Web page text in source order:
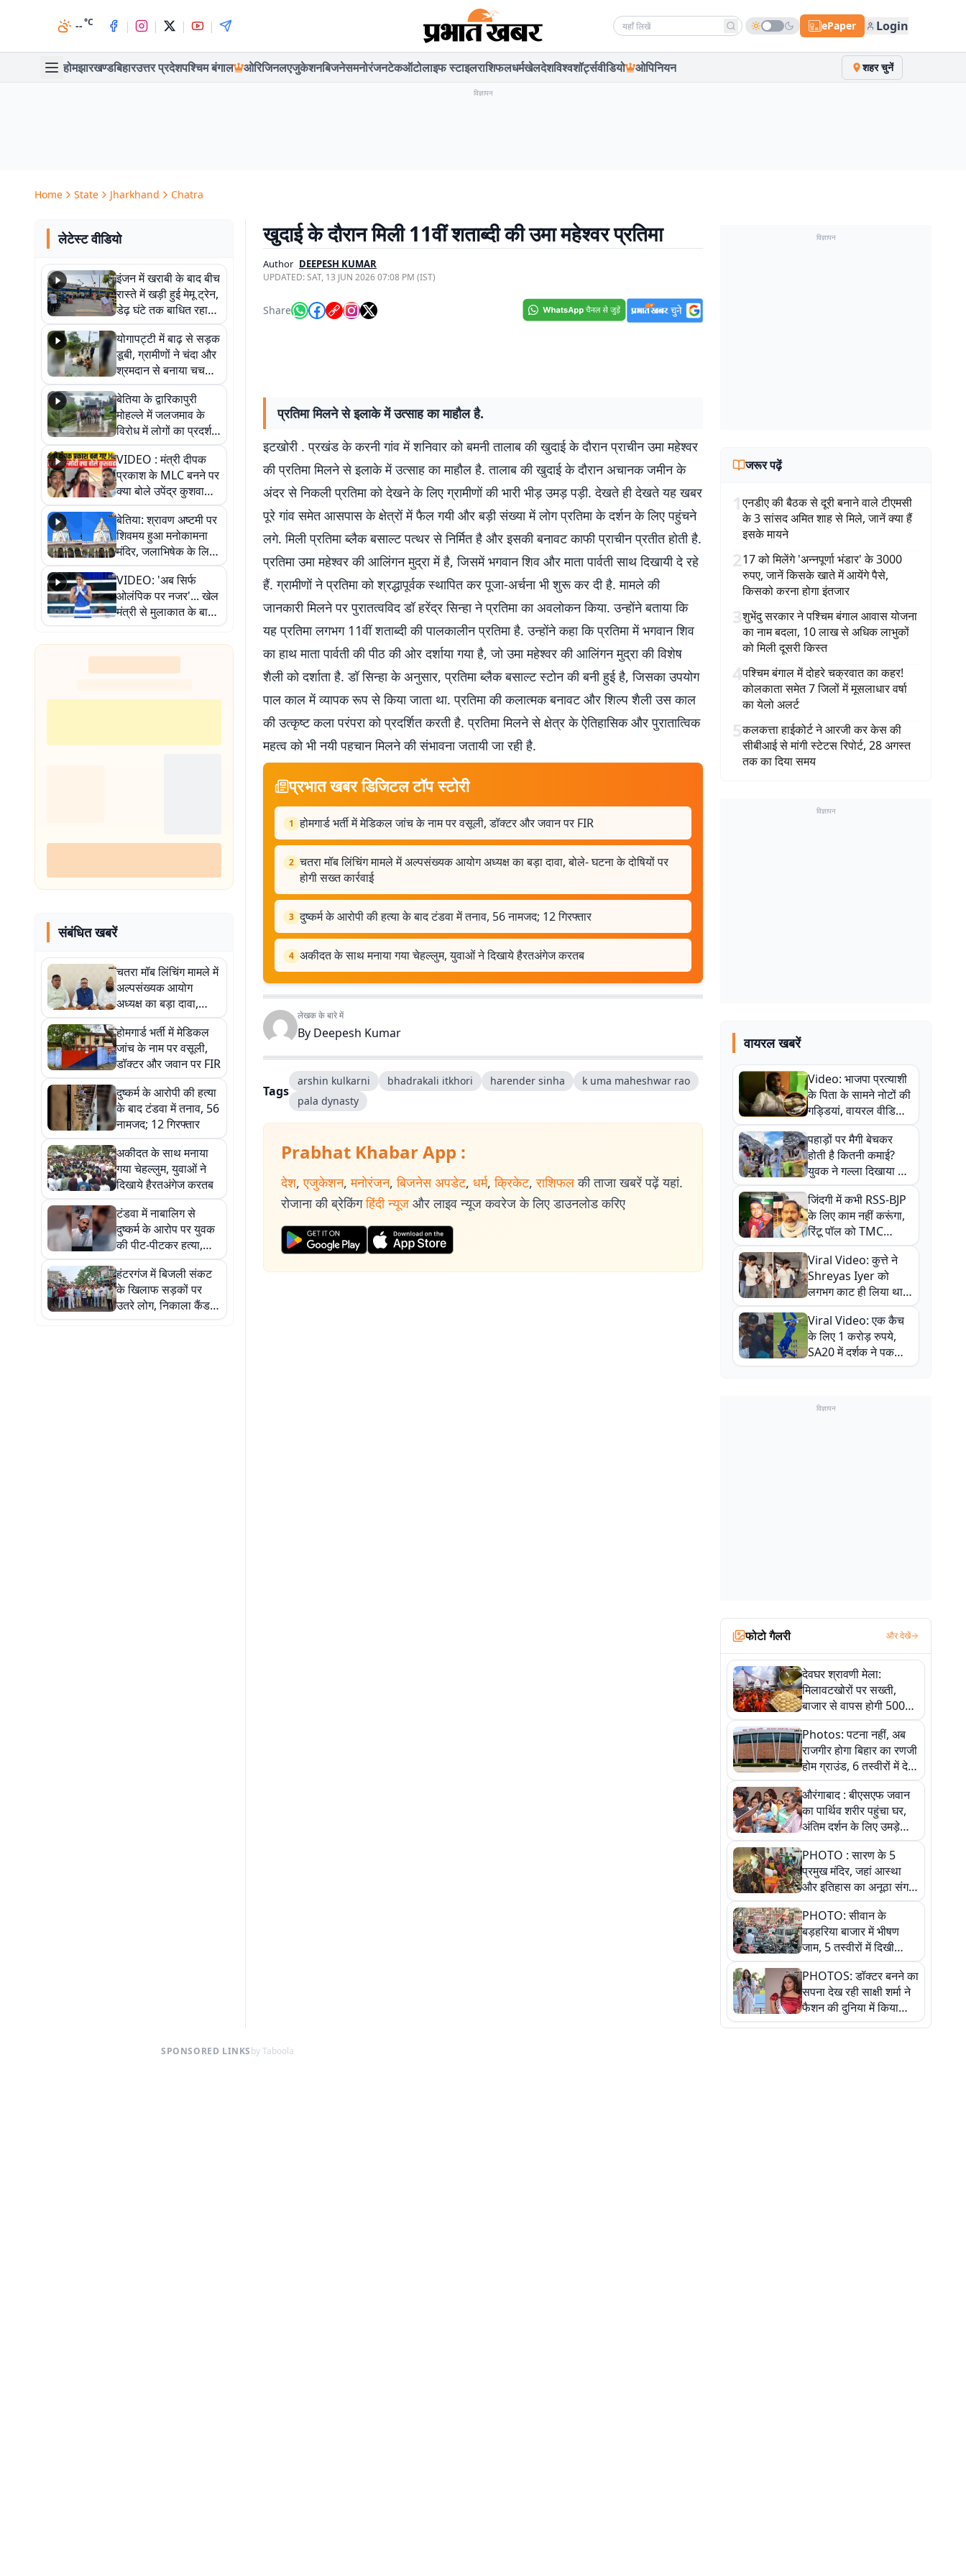
--°C | | | | Search news ePaper Login
होमझारखण्डबिहारउत्तर प्रदेशपश्चिम बंगाल ओरिजिनलएजुकेशनबिजनेसमनोरंजनटेकऑटोलाइफ स्टाइलराशिफलधर्मखेलदेशविश्वशॉर्ट्सवीडियो ओपिनियन शहर चुनें
विज्ञापन
Home State Jharkhand Chatra
लेटेस्ट वीडियो
इंजन में खराबी के बाद बीच
रास्ते में खड़ी हुई मेमू ट्रेन,
डेढ़ घंटे तक बाधित रहा
आवागमन
योगापट्टी में बाढ़ से सड़क
डूबी, ग्रामीणों ने चंदा और
श्रमदान से बनाया चचरी
पुल
बेतिया के द्वारिकापुरी
मोहल्ले में जलजमाव के
विरोध में लोगों का प्रदर्शन,
स्थायी समाधान की मांग
VIDEO : मंत्री दीपक
प्रकाश के MLC बनने पर
क्या बोले उपेंद्र कुशवाहा,
सुनिए
बेतिया: श्रावण अष्टमी पर
शिवमय हुआ मनोकामना
मंदिर, जलाभिषेक के लिए
लगी लंबी कतारें
VIDEO: 'अब सिर्फ
ओलंपिक पर नजर'... खेल
मंत्री से मुलाकात के बाद
जैसमीन लंबोरिया का बड़ा
बयान
संबंधित खबरें
चतरा मॉब लिंचिंग मामले में
अल्पसंख्यक आयोग
अध्यक्ष का बड़ा दावा,
बोले- घटना के दोषियों पर
होगी सख्त कार्रवाई
होमगार्ड भर्ती में मेडिकल
जांच के नाम पर वसूली,
डॉक्टर और जवान पर FIR
दुष्कर्म के आरोपी की हत्या
के बाद टंडवा में तनाव, 56
नामजद; 12 गिरफ्तार
अकीदत के साथ मनाया
गया चेहल्लुम, युवाओं ने
दिखाये हैरतअंगेज करतब
टंडवा में नाबालिग से
दुष्कर्म के आरोप पर युवक
की पीट-पीटकर हत्या,
इलाके में तनाव; पुलिस
तैनात
हंटरगंज में बिजली संकट
के खिलाफ सड़कों पर
उतरे लोग, निकाला कैंडल
मार्च
खुदाई के दौरान मिली 11वीं शताब्दी की उमा महेश्वर प्रतिमा
Author DEEPESH KUMAR
UPDATED:SAT, 13 JUN 2026 07:08 PM (IST)
Share
प्रतिमा मिलने से इलाके में उत्साह का माहौल है.
इटखोरी . प्रखंड के करनी गांव में शनिवार को बमनी तालाब की खुदाई के दौरान प्राचीन उमा महेश्वर
की प्रतिमा मिलने से इलाके में उत्साह का माहौल है. तालाब की खुदाई के दौरान अचानक जमीन के
अंदर से निकली प्रतिमा को देखने के लिए ग्रामीणों की भारी भीड़ उमड़ पड़ी. देखते ही देखते यह खबर
पूरे गांव समेत आसपास के क्षेत्रों में फैल गयी और बड़ी संख्या में लोग प्रतिमा के दर्शन के लिए पहुंचने
लगे. मिली प्रतिमा ब्लैक बसाल्ट पत्थर से निर्मित है और इसकी बनावट काफी प्राचीन प्रतीत होती है.
प्रतिमा उमा महेश्वर की आलिंगन मुद्रा में है, जिसमें भगवान शिव और माता पार्वती साथ दिखायी दे रहे
हैं. ग्रामीणों ने प्रतिमा को श्रद्धापूर्वक स्थापित कर पूजा-अर्चना भी शुरू कर दी है. मामले की
जानकारी मिलने पर पुरातत्वविद डॉ हरेंद्र सिन्हा ने प्रतिमा का अवलोकन किया. उन्होंने बताया कि
यह प्रतिमा लगभग 11वीं शताब्दी की पालकालीन प्रतिमा है. उन्होंने कहा कि प्रतिमा में भगवान शिव
का हाथ माता पार्वती की पीठ की ओर दर्शाया गया है, जो उमा महेश्वर की आलिंगन मुद्रा की विशेष
शैली को दर्शाता है. डॉ सिन्हा के अनुसार, प्रतिमा ब्लैक बसाल्ट स्टोन की बनी हुई है, जिसका उपयोग
पाल काल में व्यापक रूप से किया जाता था. प्रतिमा की कलात्मक बनावट और शिल्प शैली उस काल
की उत्कृष्ट कला परंपरा को प्रदर्शित करती है. प्रतिमा मिलने से क्षेत्र के ऐतिहासिक और पुरातात्विक
महत्व को भी नयी पहचान मिलने की संभावना जतायी जा रही है.
प्रभात खबर डिजिटल टॉप स्टोरी
1 होमगार्ड भर्ती में मेडिकल जांच के नाम पर वसूली, डॉक्टर और जवान पर FIR
2 चतरा मॉब लिंचिंग मामले में अल्पसंख्यक आयोग अध्यक्ष का बड़ा दावा, बोले- घटना के दोषियों पर
होगी सख्त कार्रवाई
3 दुष्कर्म के आरोपी की हत्या के बाद टंडवा में तनाव, 56 नामजद; 12 गिरफ्तार
4 अकीदत के साथ मनाया गया चेहल्लुम, युवाओं ने दिखाये हैरतअंगेज करतब
लेखक के बारे में
By Deepesh Kumar
Tags
arshin kulkarni bhadrakali itkhori harender sinha
k uma maheshwar rao
pala dynasty
Prabhat Khabar App :
देश, एजुकेशन, मनोरंजन, बिजनेस अपडेट, धर्म, क्रिकेट, राशिफल की ताजा खबरें पढ़ें यहां.
रोजाना की ब्रेकिंग हिंदी न्यूज और लाइव न्यूज कवरेज के लिए डाउनलोड करिए
विज्ञापन
जरूर पढ़ें
1एनडीए की बैठक से दूरी बनाने वाले टीएमसी
के 3 सांसद अमित शाह से मिले, जानें क्या हैं
इसके मायने
217 को मिलेंगे 'अन्नपूर्णा भंडार' के 3000
रुपए, जानें किसके खाते में आयेंगे पैसे,
किसको करना होगा इंतजार
3शुभेंदु सरकार ने पश्चिम बंगाल आवास योजना
का नाम बदला, 10 लाख से अधिक लाभुकों
को मिली दूसरी किस्त
4पश्चिम बंगाल में दोहरे चक्रवात का कहर!
कोलकाता समेत 7 जिलों में मूसलाधार वर्षा
का येलो अलर्ट
5कलकत्ता हाईकोर्ट ने आरजी कर केस की
सीबीआई से मांगी स्टेटस रिपोर्ट, 28 अगस्त
तक का दिया समय
विज्ञापन
वायरल खबरें
Video: भाजपा प्रत्याशी
के पिता के सामने नोटों की
गड्डियां, वायरल वीडियो
से राजनीति में उबाल,
अजित महतो बोले- TMC
की गंदी चाल
पहाड़ों पर मैगी बेचकर
होती है कितनी कमाई?
युवक ने गल्ला दिखाया तो
नौकरी वालों के खड़े हो गए
कान
जिंदगी में कभी RSS-BJP
के लिए काम नहीं करूंगा,
रिंटू पॉल को TMC
ऑफिस में ले जाकर पीटा,
Video वायरल
Viral Video: कुत्ते ने
Shreyas Iyer को
लगभग काट ही लिया था,
न्यूजीलैंड सीरीज से पहले
बाल-बाल बचे
Viral Video: एक कैच
के लिए 1 करोड़ रुपये,
SA20 में दर्शक ने पकड़ा
एक हाथ से गजब का कैच
विज्ञापन
फोटो गैलरी और देखें
देवघर श्रावणी मेला:
मिलावटखोरों पर सख्ती,
बाजार से वापस होगी 500
किलो संदिग्ध खाद्य सामग्री,
देखें तस्वीरें
Photos: पटना नहीं, अब
राजगीर होगा बिहार का रणजी
होम ग्राउंड, 6 तस्वीरों में देखें
नए स्टेडियम की पूरी कहानी
औरंगाबाद : बीएसएफ जवान
का पार्थिव शरीर पहुंचा घर,
अंतिम दर्शन के लिए उमड़े
लोग
PHOTO : सारण के 5
प्रमुख मंदिर, जहां आस्था
और इतिहास का अनूठा संगम,
तस्वीरों में जानिए
PHOTO: सीवान के
बड़हरिया बाजार में भीषण
जाम, 5 तस्वीरों में दिखी
अव्यवस्था
PHOTOS: डॉक्टर बनने का
सपना देख रही साक्षी शर्मा ने
फैशन की दुनिया में किया
कमाल,जानिए बेगूसराय की
SPONSORED LINKSby Taboola